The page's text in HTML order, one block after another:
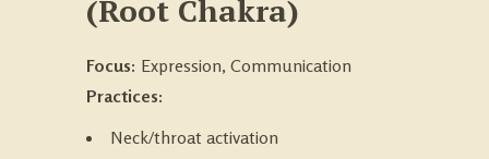
(Root Chakra)
Focus: Expression, Communication
Practices:
Neck/throat activation